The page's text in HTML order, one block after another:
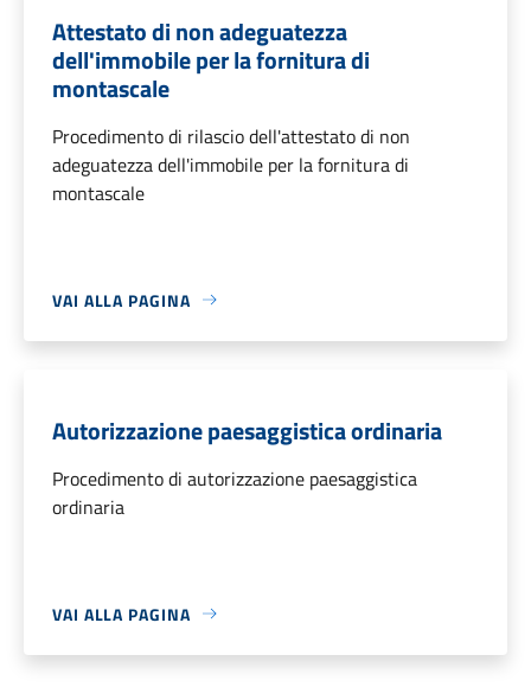
Attestato di non adeguatezza
dell'immobile per la fornitura di
montascale
Procedimento di rilascio dell'attestato di non
adeguatezza dell'immobile per la fornitura di
montascale
VAI ALLA PAGINA
Autorizzazione paesaggistica ordinaria
Procedimento di autorizzazione paesaggistica
ordinaria
VAI ALLA PAGINA